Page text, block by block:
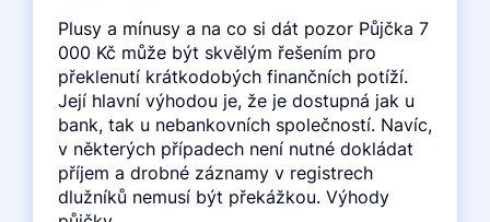
Plusy a mínusy a na co si dát pozor Půjčka 7
000 Kč může být skvělým řešením pro
překlenutí krátkodobých finančních potíží.
Její hlavní výhodou je, že je dostupná jak u
bank, tak u nebankovních společností. Navíc,
v některých případech není nutné dokládat
příjem a drobné záznamy v registrech
dlužníků nemusí být překážkou. Výhody